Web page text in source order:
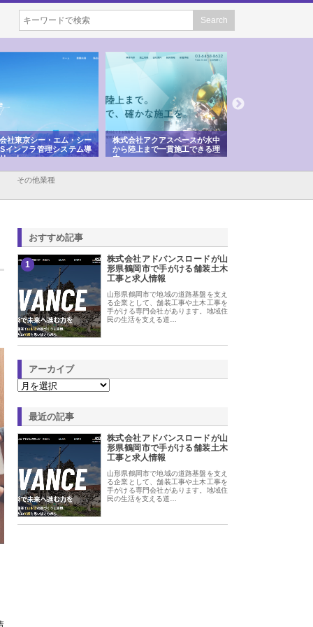
社東京シー・エム・シー
インフラ管理システム導
ット
株式会社アクアスペースが水中
から陸上まで一貫施工できる理
由
その他業種
おすすめ記事
1
株式会社アドバンスロードが山
形県鶴岡市で手がける舗装土木
工事と求人情報
山形県鶴岡市で地域の道路基盤を支え
る企業として、舗装工事や土木工事を
手がける専門会社があります。地域住
民の生活を支える道…
アーカイブ
最近の記事
株式会社アドバンスロードが山
形県鶴岡市で手がける舗装土木
工事と求人情報
山形県鶴岡市で地域の道路基盤を支え
る企業として、舗装工事や土木工事を
手がける専門会社があります。地域住
民の生活を支える道…